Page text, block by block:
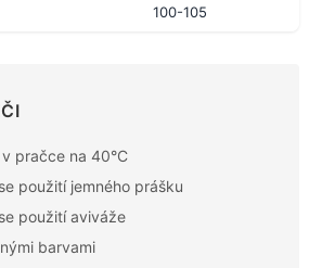
100-105
pračce na 40°C
použití jemného prášku
použití aviváže
barvami